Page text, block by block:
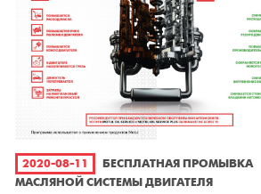
2020-08-11
БЕСПЛАТНАЯ ПРОМЫВКА
МАСЛЯНОЙ СИСТЕМЫ ДВИГАТЕЛЯ